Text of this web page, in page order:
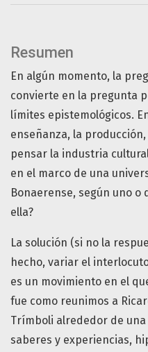
Resumen
En algún momento, la
convierte en la pregunta
límites epistemológicos.
enseñanza, la
pensar la industria
en el marco de una
Bonaerense, según uno
ella?
La solución (si no la
hecho, variar el
es un movimiento en el
fue como reunimos a
Trímboli alrededor de
saberes y experiencias,